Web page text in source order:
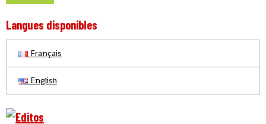
Langues disponibles
Français
English